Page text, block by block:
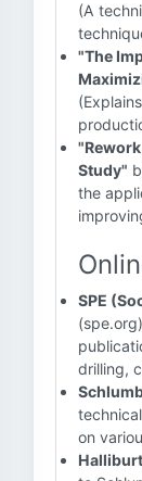
(A
"The
Study"
the
SPE
drilling,
on